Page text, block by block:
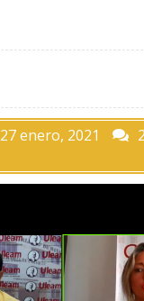
27 enero, 2021